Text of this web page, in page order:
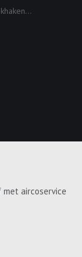
aircoservice